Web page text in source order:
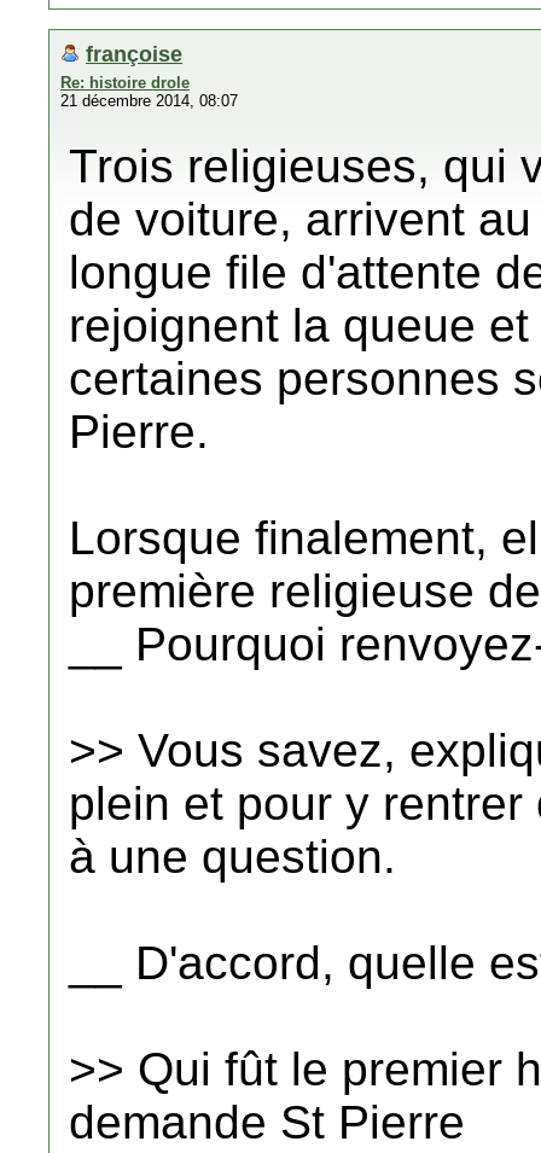
françoise
Re: histoire drole
21 décembre 2014, 08:07
Trois religieuses, qui
de voiture, arrivent
longue file d'attente
rejoignent la queue
certaines personnes
Pierre.
Lorsque finalement,
première religieuse
__ Pourquoi
>> Vous savez,
plein et pour y
à une question.
__ D'accord, quelle
>> Qui fût le premier
demande St Pierre